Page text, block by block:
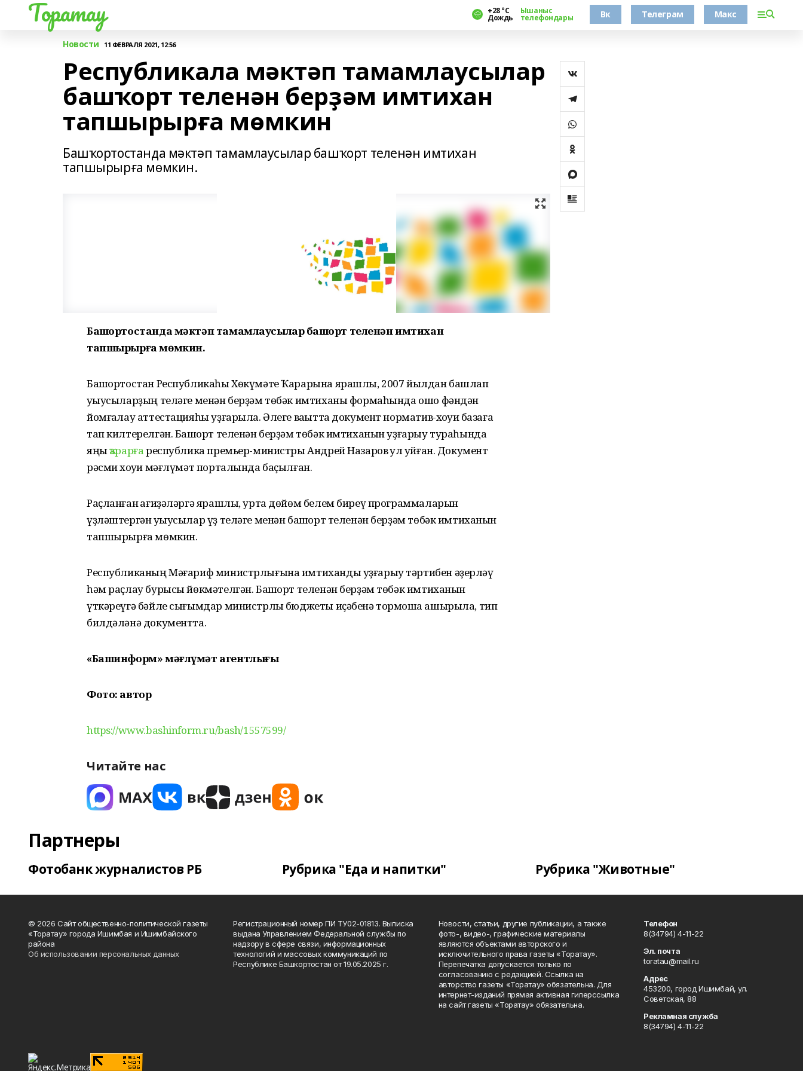
Торатау +28 °С
Дождь
Ышаныс
телефондары Вк Телеграм Макс
Новости 11 ФЕВРАЛЯ 2021, 12:56
Республикала мәктәп тамамлаусылар
башҡорт теленән берҙәм имтихан
тапшырырға мөмкин
Башҡортостанда мәктәп тамамлаусылар башҡорт теленән имтихан
тапшырырға мөмкин.
Башҡортостанда мәктәп тамамлаусылар башҡорт теленән имтихан
тапшырырға мөмкин.
Башҡортостан Республикаһы Хөкүмәте Ҡарарына ярашлы, 2007 йылдан башлап
уҡыусыларҙың теләге менән берҙәм төбәк имтиханы формаһында ошо фәндән
йомғаҡлау аттестацияһы уҙғарыла. Әлеге ваҡытта документ норматив-хоҡуҡи базаға
тап килтерелгән. Башҡорт теленән берҙәм төбәк имтиханын уҙғарыу тураһында
яңыҡарарғареспублика премьер-министры Андрей Назаров ҡул ҡуйған. Документ
рәсми хоҡуҡи мәғлүмәт порталында баҫылған.
Раҫланған ҡағиҙәләргә ярашлы, урта дөйөм белем биреү программаларын
үҙләштергән уҡыусылар үҙ теләге менән башҡорт теленән берҙәм төбәк имтиханын
тапшырырға мөмкин.
Республиканың Мәғариф министрлығына имтиханды уҙғарыу тәртибен әҙерләү
һәм раҫлау бурысы йөкмәтелгән. Башҡорт теленән берҙәм төбәк имтиханын
үткәреүгә бәйле сығымдар министрлыҡ бюджеты иҫәбенә тормошҡа ашырыла, тип
билдәләнә документта.
«Башинформ» мәғлүмәт агентлығы
Фото: автор
https://www.bashinform.ru/bash/1557599/
Читайте нас
Партнеры
Фотобанк журналистов РБ Рубрика "Еда и напитки" Рубрика "Животные"
© 2026 Сайт общественно-политической газеты
«Торатау» города Ишимбая и Ишимбайского
района
Об использовании персональных данных
Регистрационный номер ПИ ТУ02-01813. Выписка
выдана Управлением Федеральной службы по
надзору в сфере связи, информационных
технологий и массовых коммуникаций по
Республике Башкортостан от 19.05.2025 г.
Новости, статьи, другие публикации, а также
фото-, видео-, графические материалы
являются объектами авторского и
исключительного права газеты «Торатау».
Перепечатка допускается только по
согласованию с редакцией. Ссылка на
авторство газеты «Торатау» обязательна. Для
интернет-изданий прямая активная гиперссылка
на сайт газеты «Торатау» обязательна.
Телефон
8(34794) 4-11-22
Эл. почта
toratau@mail.ru
Адрес
453200, город Ишимбай, ул.
Советская, 88
Рекламная служба
8(34794) 4-11-22